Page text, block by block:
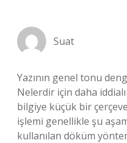
Suat
Yazının genel tonu
Nelerdir için daha
bilgiye küçük bir
işlemi genellikle şu
kullanılan döküm